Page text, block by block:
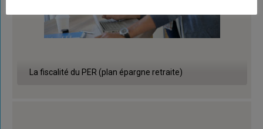
La fiscalité du PER (plan épargne retraite)